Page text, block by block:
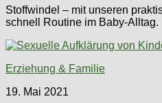
Stoffwindel – mit unseren
schnell Routine im Baby-Alltag.
Erziehung & Familie
19. Mai 2021